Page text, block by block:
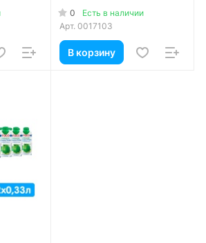
шт. в уп.
0
Есть в наличии
Арт. 0017103
В корзину